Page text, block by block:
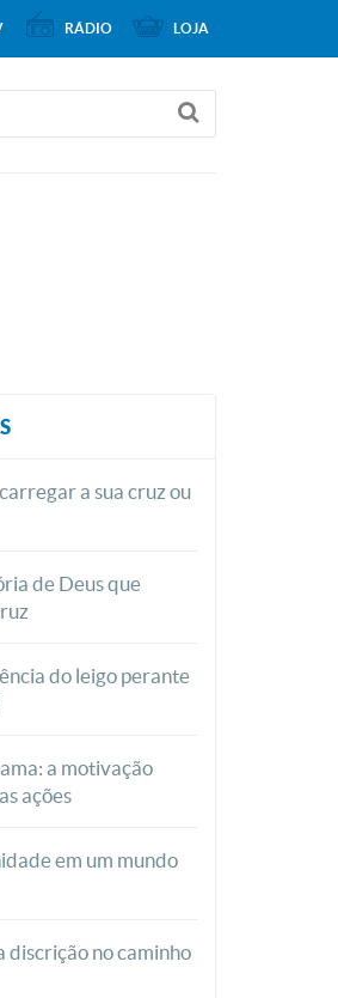
a sua cruz ou
de Deus que
do leigo perante
a motivação
ações
em um mundo
discrição no caminho
RÁDIO LOJA